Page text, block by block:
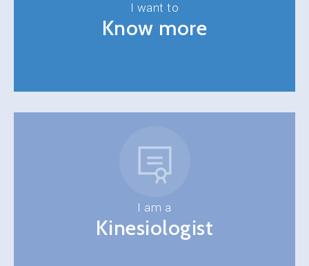
I want to
Know more
I am a
Kinesiologist